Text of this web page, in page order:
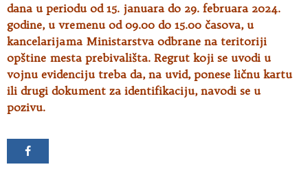
dana u periodu od 15. januara do 29. februara 2024.
godine, u vremenu od 09.00 do 15.00 časova, u
kancelarijama Ministarstva odbrane na teritoriji
opštine mesta prebivališta. Regrut koji se uvodi u
vojnu evidenciju treba da, na uvid, ponese ličnu kartu
ili drugi dokument za identifikaciju, navodi se u
pozivu.